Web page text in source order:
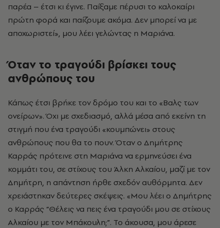
παρέα – έτσι κι έγινε. Παίξαμε πέρυσι το καλοκαίρι
πρώτη φορά και παίζουμε ακόμα. Δεν μπορεί να με
αποχωριστεί», μου λέει γελώντας η Μαριάνα.
Όταν το τραγούδι βρίσκει τους
ανθρώπους του
Κάπως έτσι βρήκε τον δρόμο του και το «Βαλς των
ονείρων». Όχι με σχεδιασμό, αλλά μέσα από εκείνη τη
στιγμή που ένα τραγούδι «κουμπώνει» στους
ανθρώπους που θα το πουν. Όταν ο Δημήτρης
Καρράς πρότεινε στη Μαριάνα να ερμηνεύσει ένα
κομμάτι του, σε στίχους του Άλκη Αλκαίου, μαζί με τον
Δημήτρη, η απάντηση ήρθε σχεδόν αυθόρμητα. Δεν
χρειάστηκαν δεύτερες σκέψεις. «Μου λέει ο Δημήτρης
ο Καρράς “Θέλεις να πεις ένα τραγούδι μου σε στίχους
Αλκαίου με τον Μπάκουλη;”. Το άκουσα, μου άρεσε